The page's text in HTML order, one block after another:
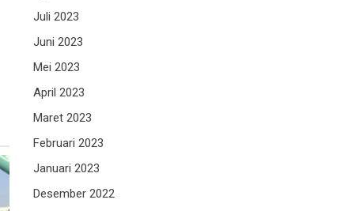
Juli 2023
Juni 2023
Mei 2023
April 2023
Maret 2023
Februari 2023
Januari 2023
Desember 2022